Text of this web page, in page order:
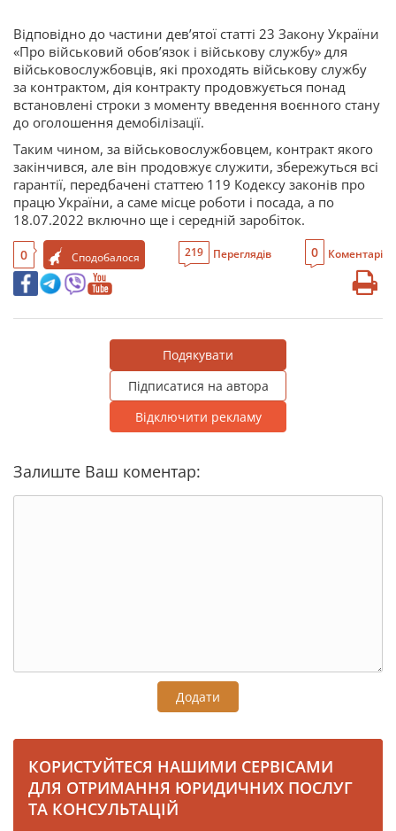
Відповідно до частини дев’ятої статті 23 Закону України
«Про військовий обов’язок і військову службу» для
військовослужбовців, які проходять військову службу
за контрактом, дія контракту продовжується понад
встановлені строки з моменту введення воєнного стану
до оголошення демобілізації.
Таким чином, за військовослужбовцем, контракт якого
закінчився, але він продовжує служити, збережуться всі
гарантії, передбачені статтею 119 Кодексу законів про
працю України, а саме місце роботи і посада, а по
18.07.2022 включно ще і середній заробіток.
0 Сподобалося 219 Переглядів 0 Коментарі
Подякувати
Підписатися на автора
Відключити рекламу
Залиште Ваш коментар:
Додати
КОРИСТУЙТЕСЯ НАШИМИ СЕРВІСАМИ
ДЛЯ ОТРИМАННЯ ЮРИДИЧНИХ ПОСЛУГ
ТА КОНСУЛЬТАЦІЙ